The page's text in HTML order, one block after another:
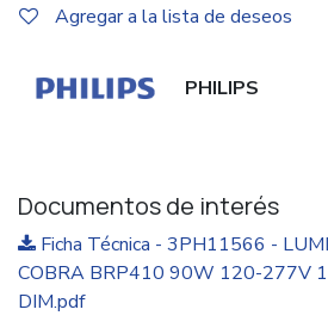
Agregar a la lista de deseos
PHILIPS
Documentos de interés
Ficha Técnica - 3PH11566 -
COBRA BRP410 90W 120-277V
DIM.pdf